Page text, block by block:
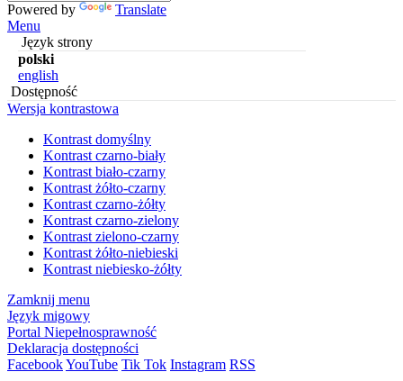
Powered by
Translate
Menu
Język strony
polski
english
Dostępność
Wersja kontrastowa
Kontrast domyślny
Kontrast czarno-biały
Kontrast biało-czarny
Kontrast żółto-czarny
Kontrast czarno-żółty
Kontrast czarno-zielony
Kontrast zielono-czarny
Kontrast żółto-niebieski
Kontrast niebiesko-żółty
Zamknij menu
Język migowy
Portal Niepełnosprawność
Deklaracja dostępności
FacebookYouTube Tik Tok Instagram RSS